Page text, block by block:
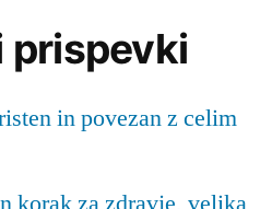
prispevki
in povezan z celim